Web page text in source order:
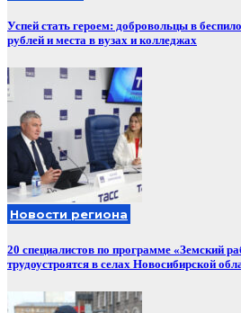
Успей стать героем: добровольцы в
рублей и места в вузах и колледжах
Новости региона
20 специалистов по программе «Земский
трудоустроятся в селах Новосибирской